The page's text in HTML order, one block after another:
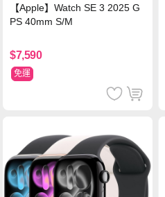
【Apple】Watch SE 3 2025 G
PS 40mm S/M
$7,590
免運